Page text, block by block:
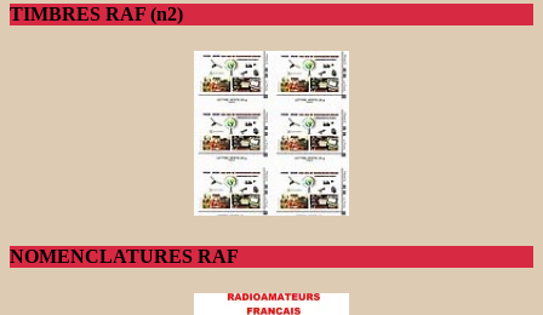
TIMBRES RAF (n2)
NOMENCLATURES RAF